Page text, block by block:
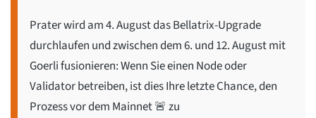
Prater wird am 4. August das Bellatrix-Upgrade
durchlaufen und zwischen dem 6. und 12. August mit
Goerli fusionieren: Wenn Sie einen Node oder
Validator betreiben, ist dies Ihre letzte Chance, den
Prozess vor dem Mainnet 🚨 zu